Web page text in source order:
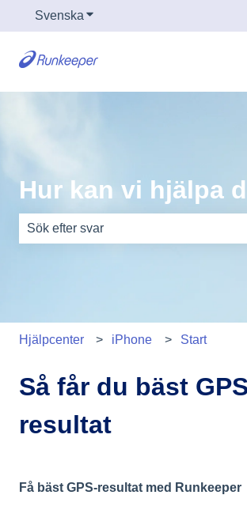
Svenska Visa undermenyer för
Hur kan vi hjälpa
Hjälpcenter iPhone Start
Så får du bäst
resultat
Få bäst GPS-resultat med Runkeeper